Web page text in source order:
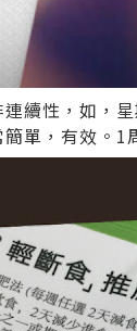
續性，如，
單，有效。1